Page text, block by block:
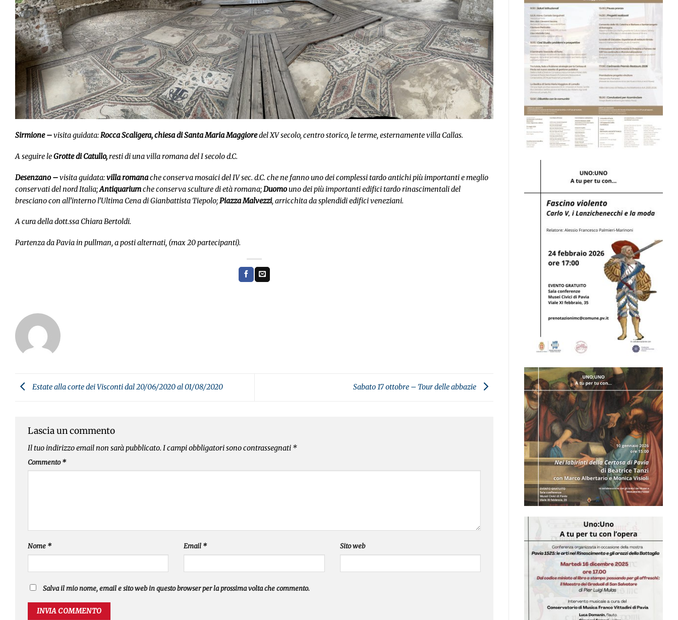
Sirmione –visita guidata:Rocca Scaligera, chiesa di Santa Maria Maggioredel XV secolo, centro storico, le terme, esternamente villa Callas.
A seguire leGrotte di Catullo,resti di una villa romana del I secolo d.C.
Desenzano –visita guidata:villa romanache conserva mosaici del IV sec. d.C. che ne fanno uno dei complessi tardo antichi più importanti e meglio
conservati del nord Italia;Antiquariumche conserva sculture di età romana;Duomouno dei più importanti edifici tardo rinascimentali del
bresciano con all’interno l’Ultima Cenadi Gianbattista Tiepolo;Piazza Malvezzi, arricchita da splendidi edifici veneziani.
A cura della dott.ssa Chiara Bertoldi.
Partenza da Pavia in pullman, a posti alternati, (max 20 partecipanti).
Estate alla corte dei Visconti dal 20/06/2020 al 01/08/2020 Sabato 17 ottobre – Tour delle abbazie
Lascia un commento
Il tuo indirizzo email non sarà pubblicato. I campi obbligatori sono contrassegnati *
Commento*
Nome * Email * Sito web
Salva il mio nome, email e sito web in questo browser per la prossima volta che commento.